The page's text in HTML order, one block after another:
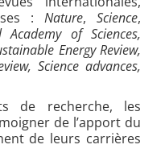
: Nature, Science,
of Sciences,
Energy Review,
Science advances,
de recherche, les
de l’apport du
de leurs carrières